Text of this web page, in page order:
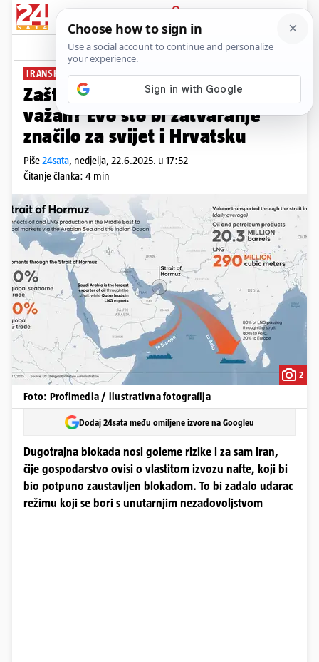
PRIJAVA
News Komentari
IRANSKA PRIJETNJA
Zašto je Hormuški tjesnac toliko
važan? Evo što bi zatvaranje
značilo za svijet i Hrvatsku
Piše24sata, nedjelja, 22.6.2025. u 17:52
Čitanje članka: 4 min
2
Foto: Profimedia / ilustrativna fotografija
Dodaj 24sata među omiljene izvore na Googleu
Dugotrajna blokada nosi goleme rizike i za sam Iran,
čije gospodarstvo ovisi o vlastitom izvozu nafte, koji bi
bio potpuno zaustavljen blokadom. To bi zadalo udarac
režimu koji se bori s unutarnjim nezadovoljstvom